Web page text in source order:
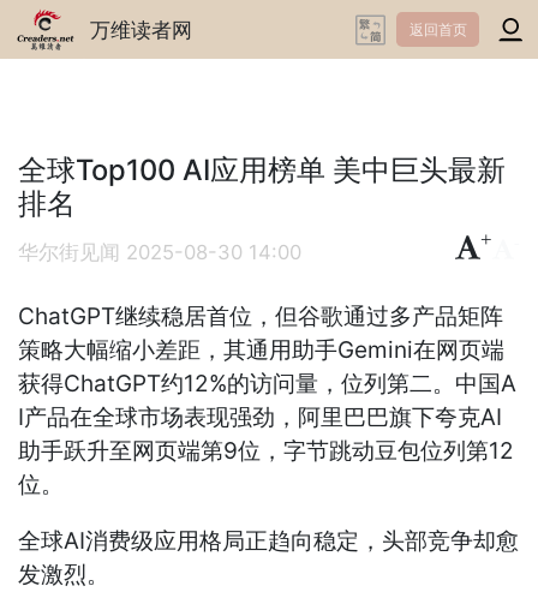
万维读者网 返回首页
全球Top100 AI应用榜单 美中巨头最新
排名
华尔街见闻 2025-08-30 14:00
+
ChatGPT继续稳居首位，但谷歌通过多产品矩阵
策略大幅缩小差距，其通用助手Gemini在网页端
获得ChatGPT约12%的访问量，位列第二。中国A
I产品在全球市场表现强劲，阿里巴巴旗下夸克AI
助手跃升至网页端第9位，字节跳动豆包位列第12
位。
全球AI消费级应用格局正趋向稳定，头部竞争却愈
发激烈。